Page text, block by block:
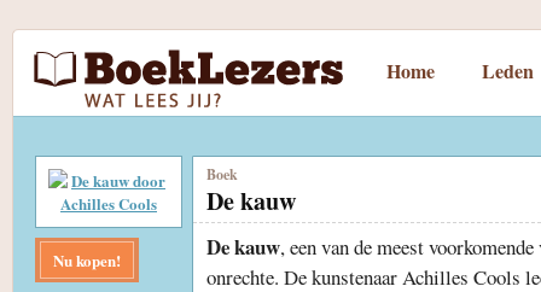
Home Leden
Nu kopen!
Boek
De kauw
De kauw, een van de meest
onrechte. De kunstenaar Achilles Cools